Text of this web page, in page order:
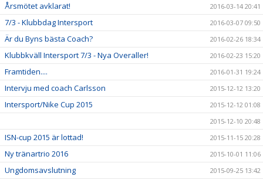
Årsmötet avklarat! 2016-03-14 20:41
7/3 - Klubbdag Intersport 2016-03-07 09:50
Är du Byns bästa Coach? 2016-02-26 18:34
Klubbkväll Intersport 7/3 - Nya Overaller! 2016-02-23 15:20
Framtiden.... 2016-01-31 19:24
Intervju med coach Carlsson 2015-12-12 13:20
Intersport/Nike Cup 2015
2015-12-12 01:08
2015-12-10 20:48
ISN-cup 2015 är lottad! 2015-11-15 20:28
Ny tränartrio 2016 2015-10-01 11:06
Ungdomsavslutning 2015-09-25 13:42